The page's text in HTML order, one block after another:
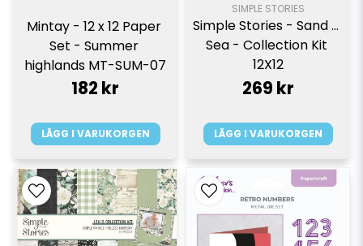
Mintay - 12 x 12 Paper
Set - Summer
highlands MT-SUM-07
182 kr
LÄGG I VARUKORGEN
SIMPLE STORIES
Simple Stories - Sand &
Sea - Collection Kit
12X12
269 kr
LÄGG I VARUKORGEN